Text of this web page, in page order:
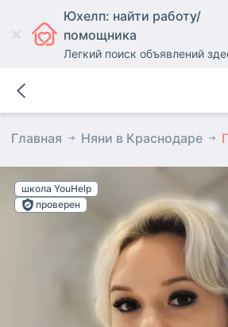
Юхелп: найти работу/
помощника
Легкий поиск объявлений
Главная Няни в Краснодаре
школа YouHelp
проверен